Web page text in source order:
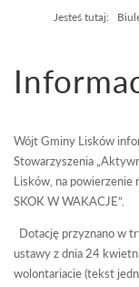
Jesteś tutaj:
Wójt Gminy Lisków
Stowarzyszenia
Lisków, na powierzenie
SKOK W WAKACJE”.
Dotację przyznano w
ustawy z dnia 24
wolontariacie (tekst